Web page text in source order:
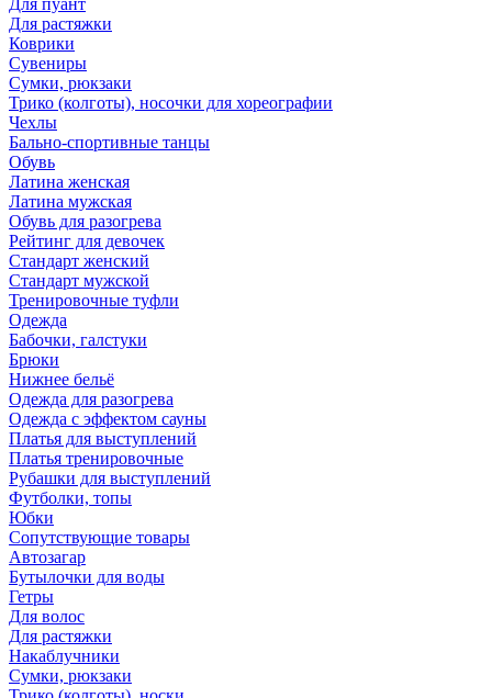
Для пуант
Для растяжки
Коврики
Сувениры
Сумки, рюкзаки
Трико (колготы), носочки для хореографии
Чехлы
Бально-спортивные танцы
Обувь
Латина женская
Латина мужская
Обувь для разогрева
Рейтинг для девочек
Стандарт женский
Стандарт мужской
Тренировочные туфли
Одежда
Бабочки, галстуки
Брюки
Нижнее бельё
Одежда для разогрева
Одежда с эффектом сауны
Платья для выступлений
Платья тренировочные
Рубашки для выступлений
Футболки, топы
Юбки
Сопутствующие товары
Автозагар
Бутылочки для воды
Гетры
Для волос
Для растяжки
Накаблучники
Сумки, рюкзаки